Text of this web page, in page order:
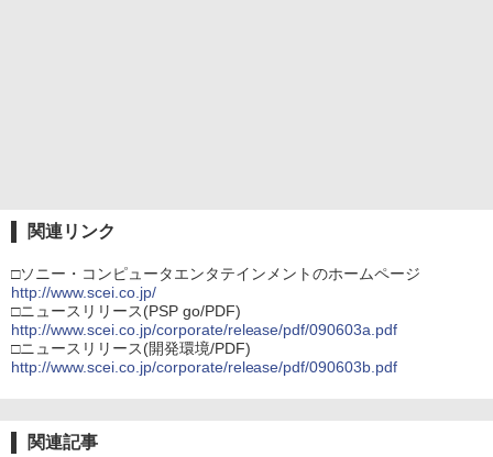
関連リンク
□ソニー・コンピュータエンタテインメントのホームページ
http://www.scei.co.jp/
□ニュースリリース(PSP go/PDF)
http://www.scei.co.jp/corporate/release/pdf/090603a.pdf
□ニュースリリース(開発環境/PDF)
http://www.scei.co.jp/corporate/release/pdf/090603b.pdf
関連記事